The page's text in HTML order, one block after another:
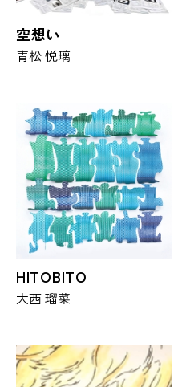
空想い
青松 悦璃
HITOBITO
大西 瑠菜